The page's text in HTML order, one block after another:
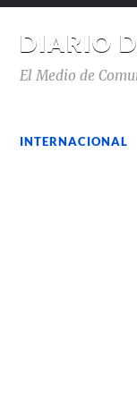
DIARIO
El Medio de
INTERNACIONAL